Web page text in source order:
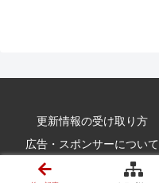
更新情報の受け取り方
広告・スポンサーについて
©